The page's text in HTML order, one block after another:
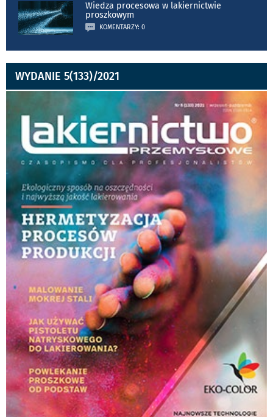
Wiedza procesowa w lakiernictwie
proszkowym
KOMENTARZY: 0
WYDANIE 5(133)/2021